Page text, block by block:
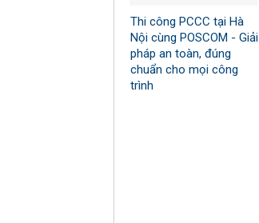
Thi công PCCC tại Hà
Nội cùng POSCOM - Giải
pháp an toàn, đúng
chuẩn cho mọi công
trình